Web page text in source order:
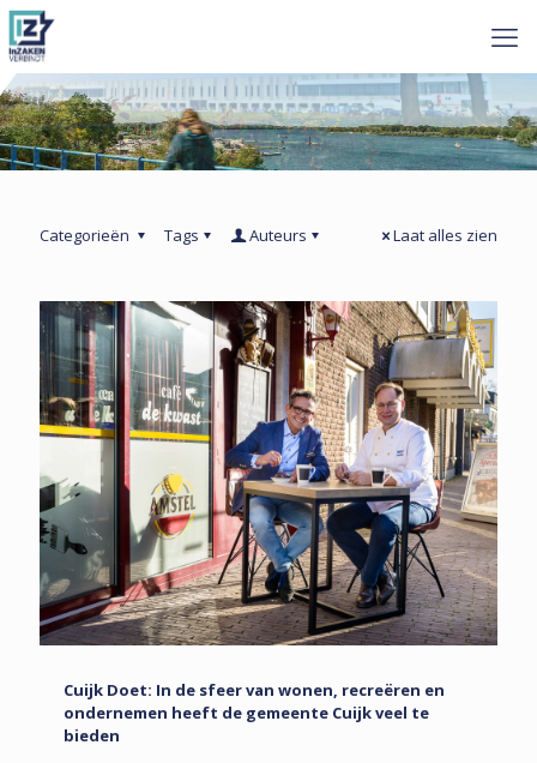
Categorieën Tags Auteurs Laat alles zien
Cuijk Doet: In de sfeer van wonen, recreëren en
ondernemen heeft de gemeente Cuijk veel te
bieden